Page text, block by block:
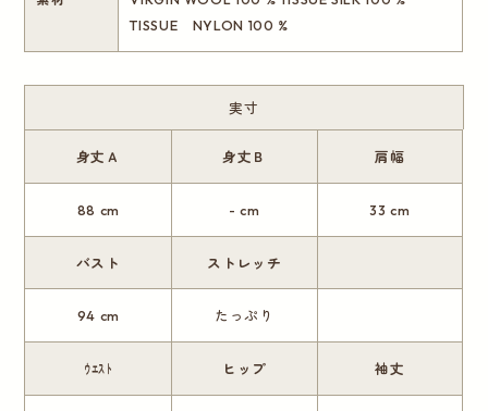
TISSUE NYLON 100 %
実寸
身丈Ａ
88 cm
身丈Ｂ
- cm
肩幅
33 cm
バスト
94 cm
ストレッチ
たっぷり
ｳｴｽﾄ ヒップ 袖丈